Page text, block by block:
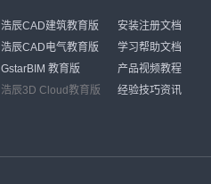
浩辰CAD建筑教育版
浩辰CAD电气教育版
GstarBIM 教育版
浩辰3D Cloud教育版
安装注册文档
学习帮助文档
产品视频教程
经验技巧资讯